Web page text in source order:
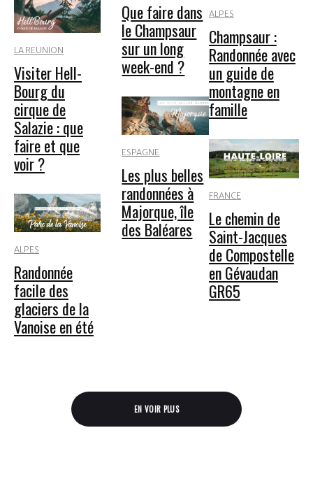
LA REUNION
Visiter Hell-
Bourg du
cirque de
Salazie : que
faire et que
voir ?
ALPES
Randonnée
facile des
glaciers de la
Vanoise en été
Que faire dans
le Champsaur
sur un long
week-end ?
ESPAGNE
Les plus belles
randonnées à
Majorque, île
des Baléares
ALPES
Champsaur :
Randonnée avec
un guide de
montagne en
famille
FRANCE
Le chemin de
Saint-Jacques
de Compostelle
en Gévaudan
GR65
EN VOIR PLUS